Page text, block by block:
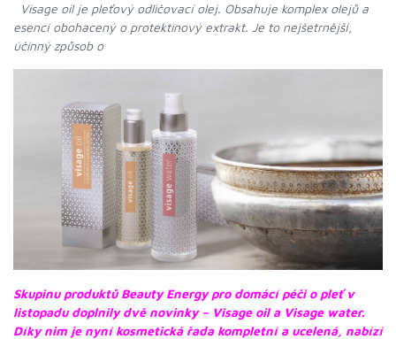
Visage oil je pleťový odličovací olej. Obsahuje komplex olejů a
esencí obohacený o protektinový extrakt. Je to nejšetrnější,
účinný způsob o
Skupinu produktů Beauty Energy pro domácí péči o pleť v
listopadu doplnily dvě novinky – Visage oil a Visage water.
Díky nim je nyní kosmetická řada kompletní a ucelená, nabízí